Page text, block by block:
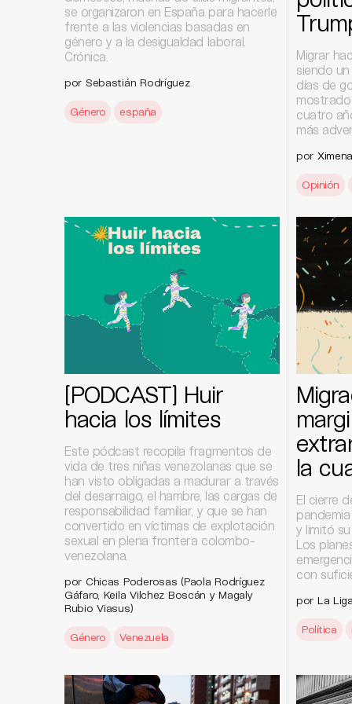
se organizaron en España para hacerle
frente a las violencias basadas en
género y a la desigualdad laboral.
Crónica.
por Sebastián Rodríguez
Género españa
Migrar
siendo
días de
cuatro
más
por
Opinión
[PODCAST] Huir
hacia los límites
Este pódcast recopila fragmentos de
vida de tres niñas venezolanas que se
han visto obligadas a madurar a través
del desarraigo, el hambre, las cargas de
responsabilidad familiar, y que se han
convertido en víctimas de explotación
sexual en plena frontera colombo-
venezolana.
por Chicas Poderosas (Paola Rodríguez
Gáfaro, Keila Vilchez Boscán y Magaly
Rubio Viasus)
Género Venezuela
la
El cierre
y limitó
Los
con
por La
Política